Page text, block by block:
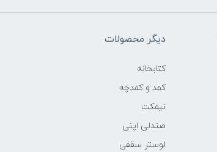
دیگر محصولات
کتابخانه
کمد و کمدچه
نیمکت
صندلی اپنی
لوستر سقفی